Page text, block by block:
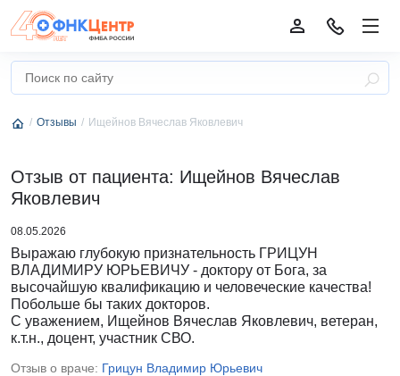
Отзывы Ищейнов Вячеслав Яковлевич
Отзыв от пациента: Ищейнов Вячеслав
Яковлевич
08.05.2026
Выражаю глубокую признательность ГРИЦУН
ВЛАДИМИРУ ЮРЬЕВИЧУ - доктору от Бога, за
высочайшую квалификацию и человеческие качества!
Побольше бы таких докторов.
С уважением, Ищейнов Вячеслав Яковлевич, ветеран,
к.т.н., доцент, участник СВО.
Отзыв о враче: Грицун Владимир Юрьевич